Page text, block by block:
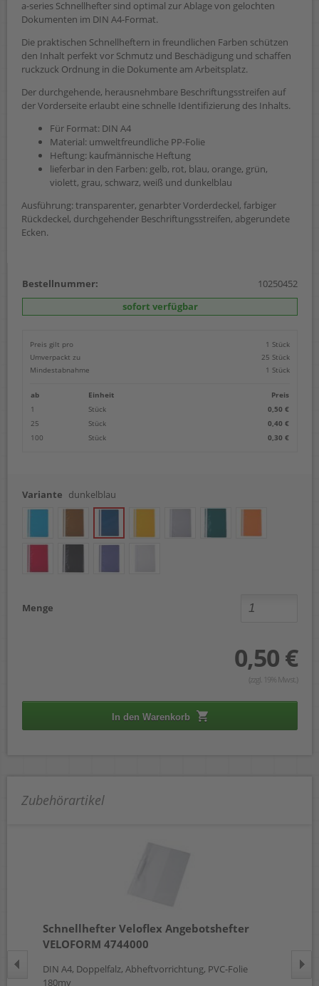
a-series Schnellhefter sind optimal zur Ablage von gelochten
Dokumenten im DIN A4-Format.
Die praktischen Schnellheftern in freundlichen Farben schützen
den Inhalt perfekt vor Schmutz und Beschädigung und schaffen
ruckzuck Ordnung in die Dokumente am Arbeitsplatz.
Der durchgehende, herausnehmbare Beschriftungsstreifen auf
der Vorderseite erlaubt eine schnelle Identifizierung des Inhalts.
Für Format: DIN A4
Material: umweltfreundliche PP-Folie
Heftung: kaufmännische Heftung
lieferbar in den Farben: gelb, rot, blau, orange, grün,
violett, grau, schwarz, weiß und dunkelblau
Ausführung: transparenter, genarbter Vorderdeckel, farbiger
Rückdeckel, durchgehender Beschriftungsstreifen, abgerundete
Ecken.
Bestellnummer:
10250452
sofort verfügbar
Preis gilt pro
1 Stück
Umverpackt zu
25 Stück
Mindestabnahme
1 Stück
ab Einheit
Preis
1
Stück
0,50 €
25
Stück
0,40 €
100
Stück 0,30 €
Variante dunkelblau
Menge
0,50 €
(zzgl. 19% Mwst.)
In den Warenkorb
Zubehörartikel
Schnellhefter Veloflex Angebotshefter
VELOFORM 4744000
DIN A4, Doppelfalz, Abheftvorrichtung, PVC-Folie
180my